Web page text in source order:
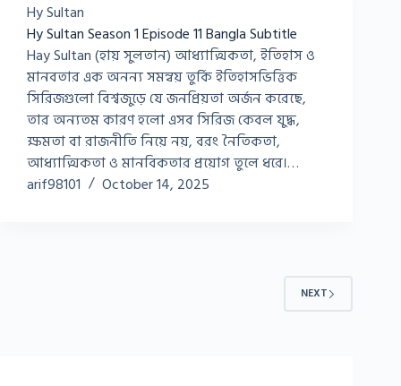
Hy Sultan
Hy Sultan Season 1 Episode 11 Bangla Subtitle
Hay Sultan (হায় সুলতান) আধ্যাত্মিকতা, ইতিহাস ও
মানবতার এক অনন্য সমন্বয় তুর্কি ইতিহাসভিত্তিক
সিরিজগুলো বিশ্বজুড়ে যে জনপ্রিয়তা অর্জন করেছে,
তার অন্যতম কারণ হলো এসব সিরিজ কেবল যুদ্ধ,
ক্ষমতা বা রাজনীতি নিয়ে নয়, বরং নৈতিকতা,
আধ্যাত্মিকতা ও মানবিকতার প্রয়োগ তুলে ধরে।…
arif98101
October 14, 2025
NEXT